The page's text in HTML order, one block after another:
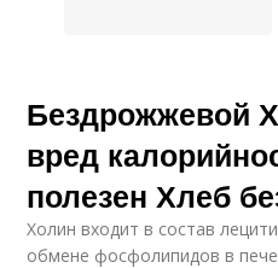
Монастырский хлеб
Ароматный хлеб
Бездрожжевой
вред
полезен Хлеб
Холин входит в состав
обмене фосфолипидов в